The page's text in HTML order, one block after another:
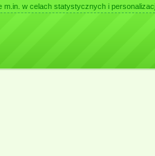
m.in. w celach statystycznych i